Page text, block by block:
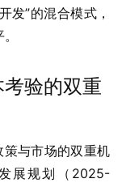
发”的混合模式，
验的双重
与市场的双重机
展规划（2025-